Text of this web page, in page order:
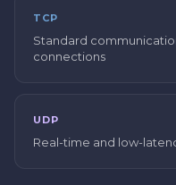
TCP
Standard
connections
UDP
Real-time and low-